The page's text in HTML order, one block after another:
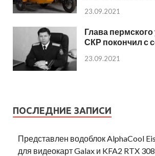
23.09.2021
Глава
СКР покончил с
23.09.2021
ПОСЛЕДНИЕ ЗАПИСИ
Представлен водоблок AlphaCool
для видеокарт Galax и KFA2 RTX